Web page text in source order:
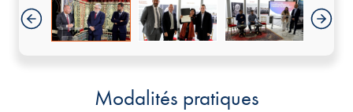
Modalités pratiques